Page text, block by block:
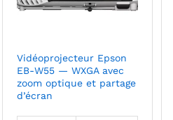
Vidéoprojecteur Epson
EB-W55 — WXGA avec
zoom optique et partage
d’écran